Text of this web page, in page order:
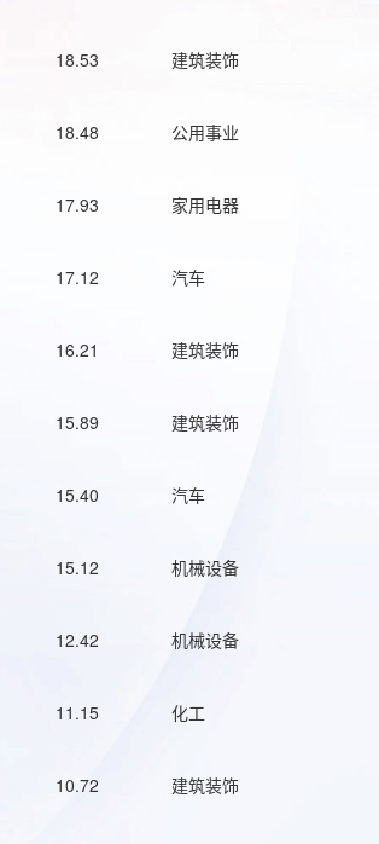
18.53 建筑装饰
18.48 公用事业
17.93 家用电器
17.12 汽车
16.21 建筑装饰
15.89 建筑装饰
15.40 汽车
15.12 机械设备
12.42 机械设备
11.15 化工
10.72 建筑装饰